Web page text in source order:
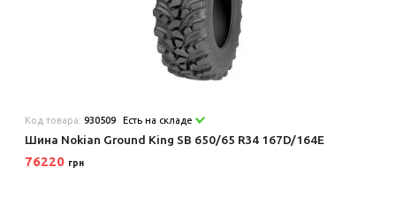
Код товара:930509 Есть на складе
Шина Nokian Ground King SB 650/65 R34 167D/164E
76220 грн